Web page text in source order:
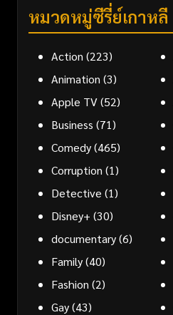
หมวดหมู่ซีรี่ย์เกาหลี
Action (223)
Animation (3)
Apple TV(52)
Business (71)
Comedy(465)
Corruption (1)
Detective (1)
Disney+ (30)
documentary(6)
Family(40)
Fashion (2)
Gay(43)